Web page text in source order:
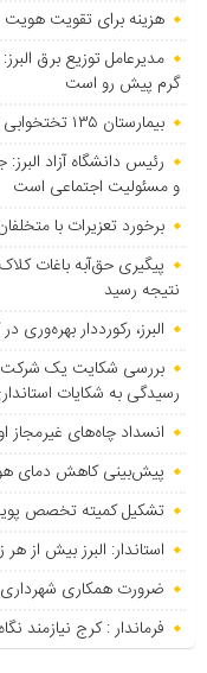
هزینه برای تقویت
مدیرعامل توزیع برق
گرم پیش رو است
بیمارستان ۱۳۵ تختخوابی ولیعصر کمالشهر در آستانه بهره‌برداری کامل
رئیس دانشگاه آزاد
و مسئولیت اجتماعی است
برخورد تعزیرات با متخلفان بازار
پیگیری حق‌آبه باغات
نتیجه رسید
البرز، رکورددار
بررسی شکایت یک
رسیدگی به شکایات
انسداد چاه‌های
پیش‌بینی کاهش دمای هوا
تشکیل کمیته تخصص
استاندار: البرز بیش از
ضرورت همکاری شهرداری
فرماندار : کرج نیازمند